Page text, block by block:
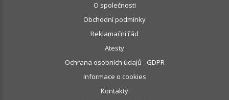
O společnosti
Obchodní podmínky
Reklamační řád
Atesty
Ochrana osobních údajů - GDPR
Informace o cookies
Kontakty